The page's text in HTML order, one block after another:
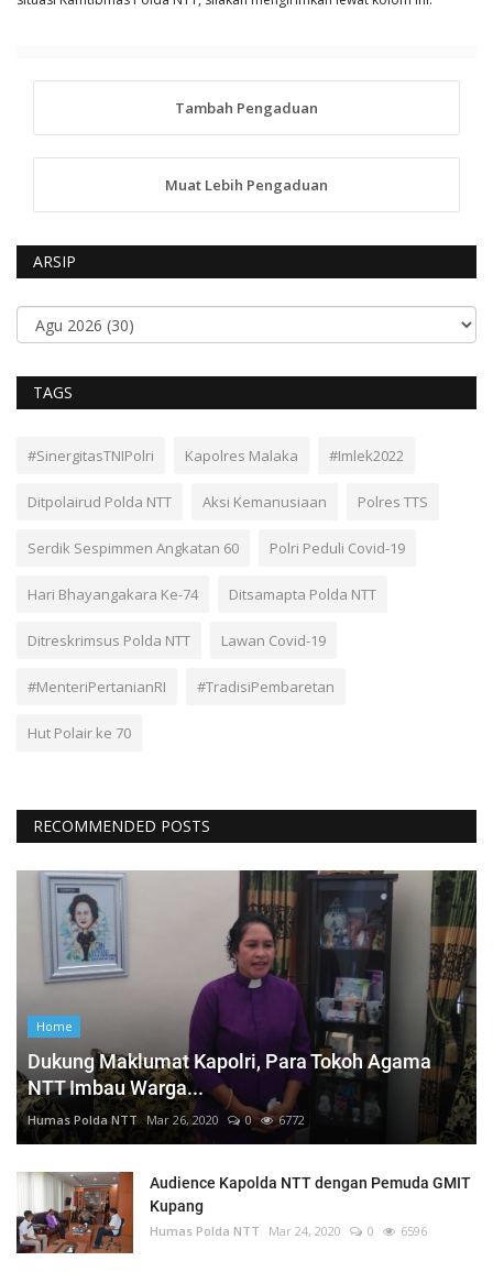
Tambah Pengaduan
Muat Lebih Pengaduan
ARSIP
TAGS
#SinergitasTNIPolri Kapolres Malaka #Imlek2022
Ditpolairud Polda NTT Aksi Kemanusiaan Polres TTS
Serdik Sespimmen Angkatan 60 Polri Peduli Covid-19
Hari Bhayangakara Ke-74 Ditsamapta Polda NTT
Ditreskrimsus Polda NTT Lawan Covid-19
#MenteriPertanianRI #TradisiPembaretan
Hut Polair ke 70
RECOMMENDED POSTS
Home
Dukung Maklumat Kapolri, Para Tokoh Agama
NTT Imbau Warga...
Humas Polda NTT Mar 26, 2020 0 6772
Audience Kapolda NTT dengan Pemuda GMIT
Kupang
Humas Polda NTT Mar 24, 2020 0 6596